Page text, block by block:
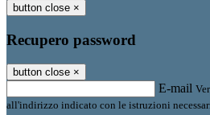
button close ×
Recupero password
button close ×
E-mail
all'indirizzo indicato con le istruzioni